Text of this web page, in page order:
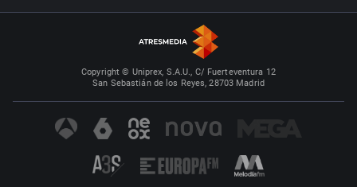
Copyright © Uniprex, S.A.U., C/ Fuerteventura 12
San Sebastián de los Reyes, 28703 Madrid